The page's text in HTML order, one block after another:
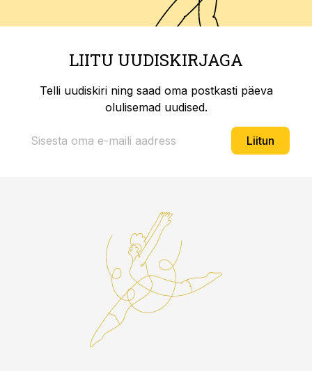
LIITU UUDISKIRJAGA
Telli uudiskiri ning saad oma postkasti päeva
olulisemad uudised.
Liitun